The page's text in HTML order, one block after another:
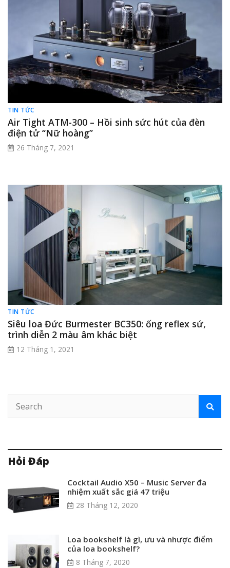
TIN TỨC
Air Tight ATM-300 – Hồi sinh sức hút của đèn
điện tử “Nữ hoàng”
26 Tháng 7, 2021
TIN TỨC
Siêu loa Đức Burmester BC350: ống reflex sứ,
trình diễn 2 màu âm khác biệt
12 Tháng 1, 2021
Hỏi Đáp
Cocktail Audio X50 – Music Server đa
nhiệm xuất sắc giá 47 triệu
28 Tháng 12, 2020
Loa bookshelf là gì, ưu và nhược điểm
của loa bookshelf?
8 Tháng 7, 2020